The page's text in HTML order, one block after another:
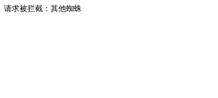
请求被拦截：其他蜘蛛